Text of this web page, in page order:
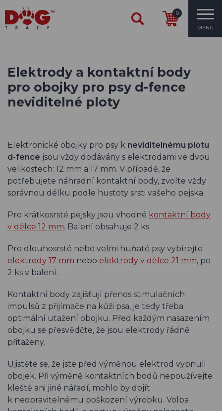
0
MENU
Elektrody a kontaktní body
pro obojky pro psy d-fence
neviditelné ploty
Elektronické obojky pro psy k neviditelnému plotu
d-fence jsou vždy dodávány s elektrodami ve dvou
velikostech: 12 mm a 17 mm. V případě, že
potřebujete náhradní kontaktní body, zvolte vždy
správnou délku podle hustoty srsti vašeho pejska.
Pro krátkosrsté pejsky jsou vhodné kontaktní body
v délce 12 mm. Balení obsahuje 2 ks.
Pro dlouhosrsté nebo velmi huňaté psy vybírejte
elektrody 17 mm nebo elektrody v délce 21 mm, po
2 ks v balení.
Kontaktní body zajišťují přenos stimulačních
impulsů z přijímače na kůži psa, je tedy třeba
optimální utažení obojku. Před každým nasazením
obojku se přesvědčte, že jsou elektrody řádně
přitaženy.
Ujistěte se, že jste před výměnou elektrod vypnuli
obojek. Při výměně kontaktních bodů nepoužívejte
kleště ani jiné nářadí, mohlo by dojít
k neopravitelnému poškození výrobku. Volba